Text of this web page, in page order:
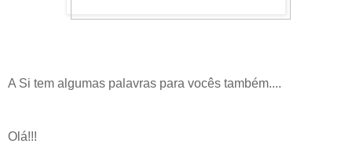
A Si tem algumas palavras para vocês também....
Olá!!!